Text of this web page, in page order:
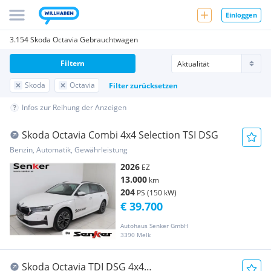
Einloggen
3.154 Skoda Octavia Gebrauchtwagen
Skoda Octavia Filter zurücksetzen
Filtern
Infos zur Reihung der Anzeigen
Skoda Octavia Combi 4x4 Selection TSI DSG
Benzin, Automatik, Gewährleistung
2026 EZ
13.000 km
204 PS (150 kW)
Autohaus Senker GmbH
3390 Melk
€ 39.700
Skoda Octavia TDI DSG 4x4